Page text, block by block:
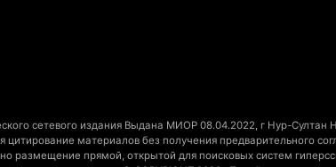
4
сетевого издания Выдана МИОР 08.04.2022, г Нур-Султан
материалов без получения предварительного
размещение прямой, открытой для поисковых систем